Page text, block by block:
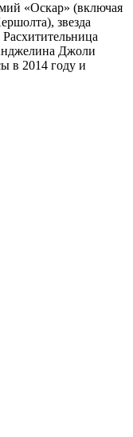
«Оскар» (включая
звезда
Джоли
в 2014 году и